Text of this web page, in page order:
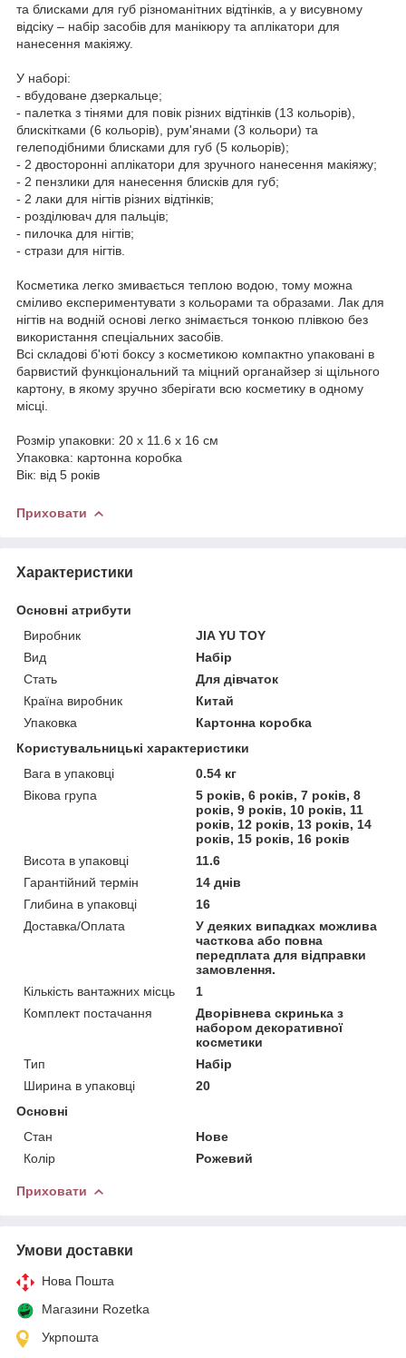
та блисками для губ різноманітних відтінків, а у висувному
відсіку – набір засобів для манікюру та аплікатори для
нанесення макіяжу.
У наборі:
- вбудоване дзеркальце;
- палетка з тінями для повік різних відтінків (13 кольорів),
блискітками (6 кольорів), рум'янами (3 кольори) та
гелеподібними блисками для губ (5 кольорів);
- 2 двосторонні аплікатори для зручного нанесення макіяжу;
- 2 пензлики для нанесення блисків для губ;
- 2 лаки для нігтів різних відтінків;
- розділювач для пальців;
- пилочка для нігтів;
- стрази для нігтів.
Косметика легко змивається теплою водою, тому можна
сміливо експериментувати з кольорами та образами. Лак для
нігтів на водній основі легко знімається тонкою плівкою без
використання спеціальних засобів.
Всі складові б'юті боксу з косметикою компактно упаковані в
барвистий функціональний та міцний органайзер зі щільного
картону, в якому зручно зберігати всю косметику в одному
місці.
Розмір упаковки: 20 х 11.6 х 16 см
Упаковка: картонна коробка
Вік: від 5 років
Приховати
Характеристики
Основні атрибути
Виробник
JIA YU TOY
Вид
Набір
Стать
Для дівчаток
Країна виробник
Китай
Упаковка
Картонна коробка
Користувальницькі характеристики
Вага в упаковці
0.54 кг
Вікова група
5 років, 6 років, 7 років, 8
років, 9 років, 10 років, 11
років, 12 років, 13 років, 14
років, 15 років, 16 років
Висота в упаковці
11.6
Гарантійний термін
14 днів
Глибина в упаковці
16
Доставка/Оплата
У деяких випадках можлива
часткова або повна
передплата для відправки
замовлення.
Кількість вантажних місць
1
Комплект постачання
Дворівнева скринька з
набором декоративної
косметики
Тип
Набір
Ширина в упаковці
20
Основні
Стан
Нове
Колір
Рожевий
Приховати
Умови доставки
Нова Пошта
Магазини Rozetka
Укрпошта